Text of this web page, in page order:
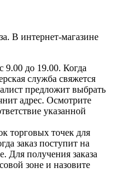
В интернет-магазине
9.00 до 19.00. Когда
служба свяжется
предложит выбрать
адрес. Осмотрите
указанной
торговых точек для
заказ поступит на
Для получения заказа
зоне и назовите